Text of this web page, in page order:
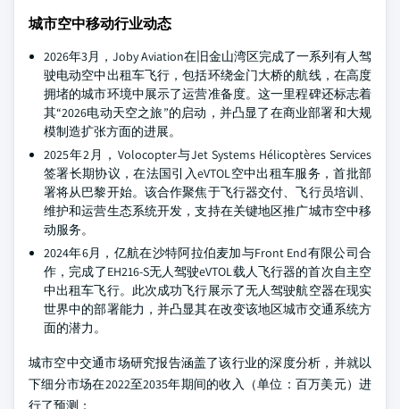
城市空中移动行业动态
2026年3月，Joby Aviation在旧金山湾区完成了一系列有人驾
驶电动空中出租车飞行，包括环绕金门大桥的航线，在高度
拥堵的城市环境中展示了运营准备度。这一里程碑还标志着
其“2026电动天空之旅”的启动，并凸显了在商业部署和大规
模制造扩张方面的进展。
2025年2月，Volocopter与Jet Systems Hélicoptères Services
签署长期协议，在法国引入eVTOL空中出租车服务，首批部
署将从巴黎开始。该合作聚焦于飞行器交付、飞行员培训、
维护和运营生态系统开发，支持在关键地区推广城市空中移
动服务。
2024年6月，亿航在沙特阿拉伯麦加与Front End有限公司合
作，完成了EH216-S无人驾驶eVTOL载人飞行器的首次自主空
中出租车飞行。此次成功飞行展示了无人驾驶航空器在现实
世界中的部署能力，并凸显其在改变该地区城市交通系统方
面的潜力。
城市空中交通市场研究报告涵盖了该行业的深度分析，并就以
下细分市场在2022至2035年期间的收入（单位：百万美元）进
行了预测：